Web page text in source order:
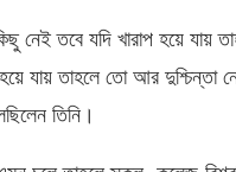
নেই তবে যদি খারাপ হয়ে
যায় তাহলে তো আর দুশ্চিন্তা
তিনি।